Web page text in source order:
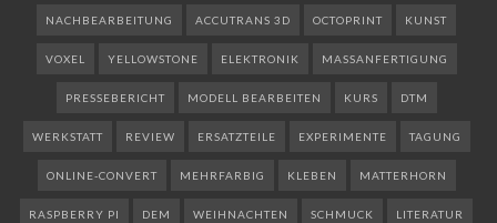
NACHBEARBEITUNG ACCUTRANS 3D OCTOPRINT KUNST
VOXEL YELLOWSTONE ELEKTRONIK MASSANFERTIGUNG
PRESSEBERICHT MODELL BEARBEITEN KURS DTM
WERKSTATT REVIEW ERSATZTEILE EXPERIMENTE TAGUNG
ONLINE-CONVERT MEHRFARBIG KLEBEN MATTERHORN
RASPBERRY PI DEM WEIHNACHTEN SCHMUCK LITERATUR